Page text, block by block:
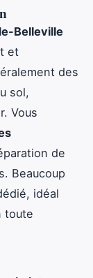
Belleville
et
des
sol,
Vous
de
Beaucoup
idéal
toute